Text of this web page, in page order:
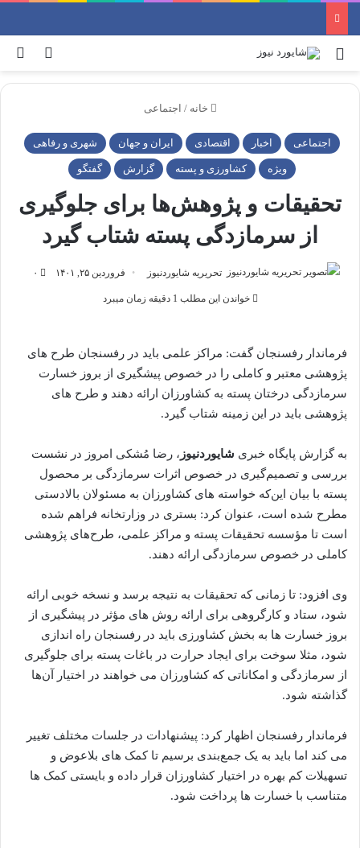
ورود منو
خانه / اجتماعی
اجتماعی اخبار اقتصادی ایران و جهان شهری و رفاهی
ویژه کشاورزی و پسته گزارش گفتگو
تحقیقات و پژوهش‌ها برای جلوگیری
از سرمازدگی پسته شتاب گیرد
تحریریه شایوردنیوز فروردین ۲۵, ۱۴۰۱ ۰
خواندن این مطلب 1 دقیقه زمان میبرد
فرماندار رفسنجان گفت: مراکز علمی باید در رفسنجان طرح های
پژوهشی معتبر و کاملی را در خصوص پیشگیری از بروز خسارت
سرمازدگی درختان پسته به کشاورزان ارائه دهند و طرح های
پژوهشی باید در این زمینه شتاب گیرد.
به گزارش پایگاه خبری شایوردنیوز ، رضا مُشکی امروز در نشست
بررسی و تصمیم‌گیری در خصوص اثرات سرمازدگی بر محصول
پسته با بیان این‌که خواسته های کشاورزان به مسئولان بالادستی
مطرح شده است، عنوان کرد: بستری در وزارتخانه فراهم شده
است تا مؤسسه تحقیقات پسته و مراکز علمی، طرح‌های پژوهشی
کاملی در خصوص سرمازدگی ارائه دهند.
وی افزود: تا زمانی که تحقیقات به نتیجه برسد و نسخه خوبی ارائه
شود، ستاد و کارگروهی برای ارائه روش های مؤثر در پیشگیری از
بروز خسارت‌ ها به بخش کشاورزی باید در رفسنجان راه اندازی
شود، مثلا سوخت برای ایجاد حرارت در باغات پسته برای جلوگیری
از سرمازدگی و امکاناتی که کشاورزان می خواهند در اختیار آن‌ها
گذاشته شود.
فرماندار رفسنجان اظهار کرد: پیشنهادات در جلسات مختلف تغییر
می کند اما باید به یک جمع‌بندی برسیم تا کمک های بلاعوض و
تسهیلات کم بهره در اختیار کشاورزان قرار داده و بایستی کمک ها
متناسب با خسارت ها پرداخت شود.